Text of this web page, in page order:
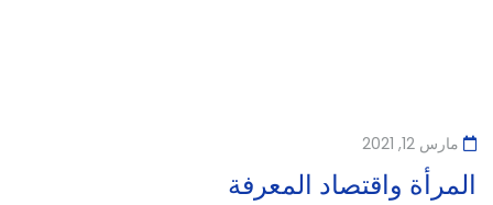
مارس 12, 2021
المرأة واقتصاد المعرفة